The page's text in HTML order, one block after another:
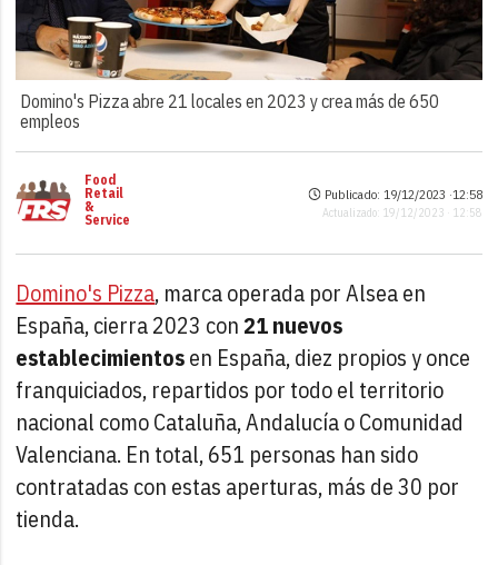
Domino's Pizza abre 21 locales en 2023 y crea más de 650
empleos
Food
Retail
&
Service
Publicado: 19/12/2023 ·12:58
Actualizado: 19/12/2023 · 12:58
Domino's Pizza, marca operada por Alsea en
España, cierra 2023 con21 nuevos
establecimientosen España, diez propios y once
franquiciados, repartidos por todo el territorio
nacional como Cataluña, Andalucía o Comunidad
Valenciana. En total, 651 personas han sido
contratadas con estas aperturas, más de 30 por
tienda.